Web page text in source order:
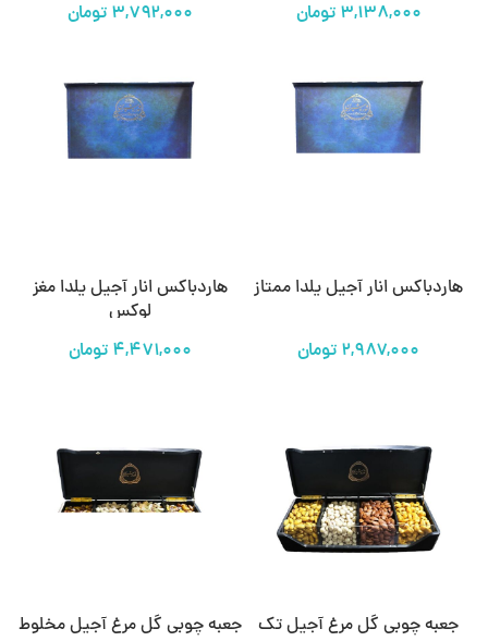
تومان تومان
هاردباکس انار آجیل یلدا ممتاز
تومان
هاردباکس انار آجیل یلدا مغز
لوکس
تومان
جعبه چوبی گل مرغ آجیل تک جعبه چوبی گل مرغ آجیل مخلوط